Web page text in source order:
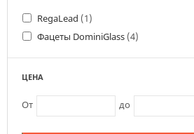
RegaLead (1)
Фацеты DominiGlass (4)
ЦЕНА
От до